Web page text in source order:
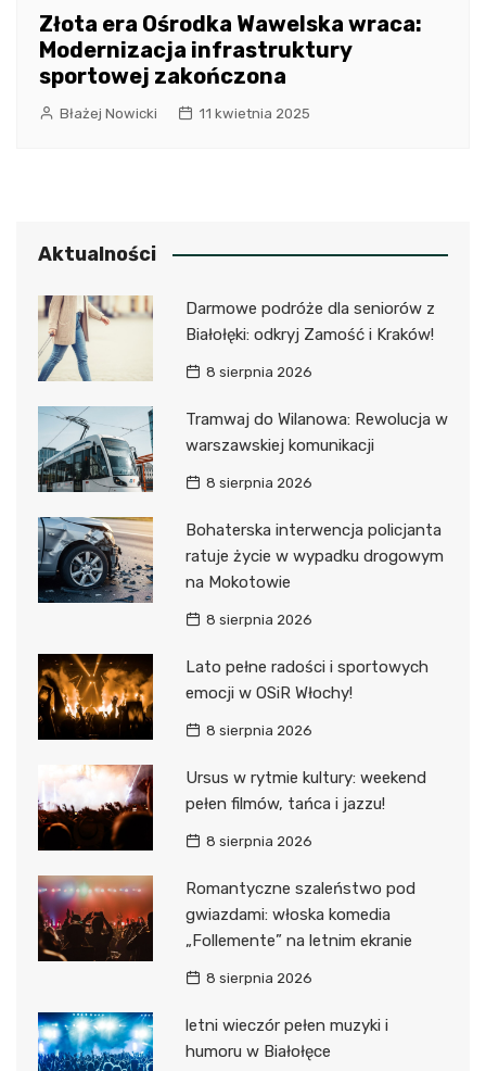
Złota era Ośrodka Wawelska wraca:
Modernizacja infrastruktury
sportowej zakończona
Błażej Nowicki 11 kwietnia 2025
Aktualności
Darmowe podróże dla seniorów z
Białołęki: odkryj Zamość i Kraków!
8 sierpnia 2026
Tramwaj do Wilanowa: Rewolucja w
warszawskiej komunikacji
8 sierpnia 2026
Bohaterska interwencja policjanta
ratuje życie w wypadku drogowym
na Mokotowie
8 sierpnia 2026
Lato pełne radości i sportowych
emocji w OSiR Włochy!
8 sierpnia 2026
Ursus w rytmie kultury: weekend
pełen filmów, tańca i jazzu!
8 sierpnia 2026
Romantyczne szaleństwo pod
gwiazdami: włoska komedia
„Follemente” na letnim ekranie
8 sierpnia 2026
letni wieczór pełen muzyki i
humoru w Białołęce